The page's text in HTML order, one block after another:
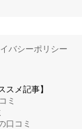
バシーポリシー
スメ記事】
ミ
口コミ